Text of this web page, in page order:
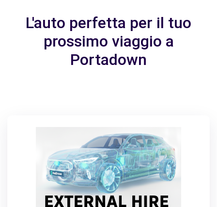
L'auto perfetta per il tuo
prossimo viaggio a
Portadown